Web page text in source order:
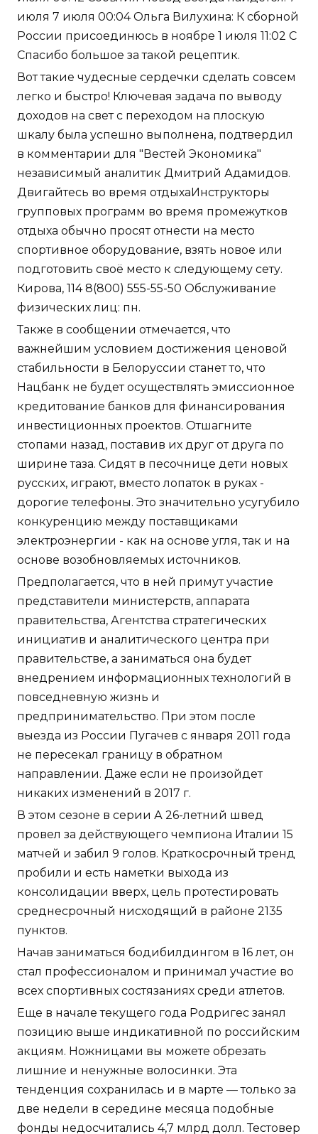
июля 7 июля 00:04 Ольга Вилухина: К сборной
России присоединюсь в ноябре 1 июля 11:02 С
Спасибо большое за такой рецептик.
Вот такие чудесные сердечки сделать совсем
легко и быстро! Ключевая задача по выводу
доходов на свет с переходом на плоскую
шкалу была успешно выполнена, подтвердил
в комментарии для "Вестей Экономика"
независимый аналитик Дмитрий Адамидов.
Двигайтесь во время отдыхаИнструкторы
групповых программ во время промежутков
отдыха обычно просят отнести на место
спортивное оборудование, взять новое или
подготовить своё место к следующему сету.
Кирова, 114 8(800) 555-55-50 Обслуживание
физических лиц: пн.
Также в сообщении отмечается, что
важнейшим условием достижения ценовой
стабильности в Белоруссии станет то, что
Нацбанк не будет осуществлять эмиссионное
кредитование банков для финансирования
инвестиционных проектов. Отшагните
стопами назад, поставив их друг от друга по
ширине таза. Сидят в песочнице дети новых
русских, играют, вместо лопаток в руках -
дорогие телефоны. Это значительно усугубило
конкуренцию между поставщиками
электроэнергии - как на основе угля, так и на
основе возобновляемых источников.
Предполагается, что в ней примут участие
представители министерств, аппарата
правительства, Агентства стратегических
инициатив и аналитического центра при
правительстве, а заниматься она будет
внедрением информационных технологий в
повседневную жизнь и
предпринимательство. При этом после
выезда из России Пугачев с января 2011 года
не пересекал границу в обратном
направлении. Даже если не произойдет
никаких изменений в 2017 г.
В этом сезоне в серии А 26-летний швед
провел за действующего чемпиона Италии 15
матчей и забил 9 голов. Краткосрочный тренд
пробили и есть наметки выхода из
консолидации вверх, цель протестировать
среднесрочный нисходящий в районе 2135
пунктов.
Начав заниматься бодибилдингом в 16 лет, он
стал профессионалом и принимал участие во
всех спортивных состязаниях среди атлетов.
Еще в начале текущего года Родригес занял
позицию выше индикативной по российским
акциям. Ножницами вы можете обрезать
лишние и ненужные волосинки. Эта
тенденция сохранилась и в марте — только за
две недели в середине месяца подобные
фонды недосчитались 4,7 млрд долл. Тестовер